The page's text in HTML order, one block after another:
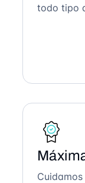
todo tipo